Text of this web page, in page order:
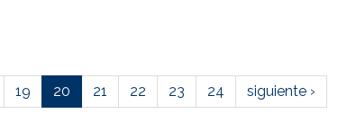
19 20 21 22 23 24
siguiente ›